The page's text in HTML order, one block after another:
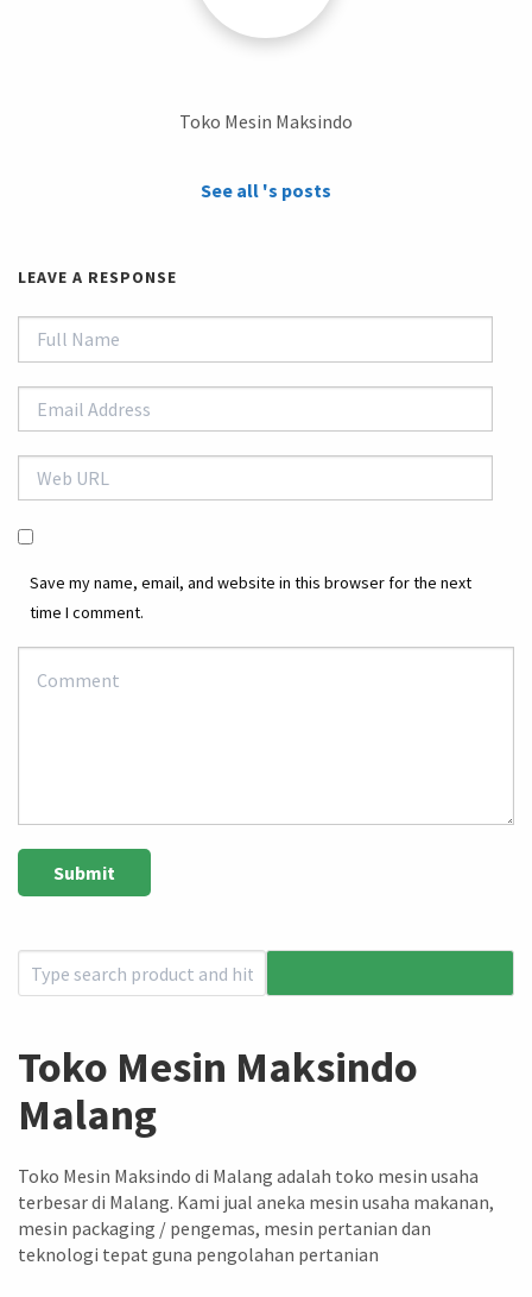
Toko Mesin Maksindo
See all 's posts
LEAVE A RESPONSE
Save my name, email, and website in this browser for the next
time I comment.
Toko Mesin Maksindo
Malang
Toko Mesin Maksindo di Malang adalah toko mesin usaha
terbesar di Malang. Kami jual aneka mesin usaha makanan,
mesin packaging / pengemas, mesin pertanian dan
teknologi tepat guna pengolahan pertanian